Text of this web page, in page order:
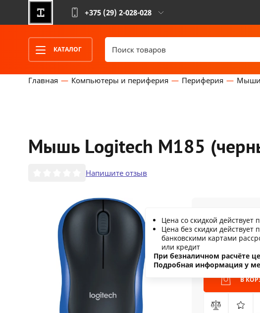
+375 (29) 2-028-028
КАТАЛОГ
Главная Компьютеры и периферия Периферия Мыши
Мышь Logitech M185
Напишите отзыв
28.84
Цена со скидкой
Цена без скидки действует
банковскими картами
или кредит
При безналичном расчёте
Подробная информация у
Сообщить
В